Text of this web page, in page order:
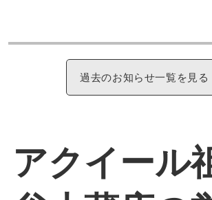
過去のお知らせ一覧を見る
アクイール